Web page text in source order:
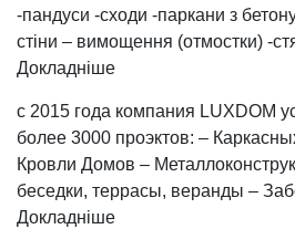
-пандуси -сходи -паркани з
стіни – вимощення (отмостки) -
Докладніше
с 2015 года компания LUXDOM
более 3000 проэктов: –
Кровли Домов –
беседки, террасы, веранды –
Докладніше